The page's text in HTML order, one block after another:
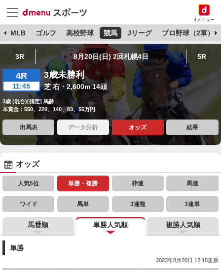
dメニュー
MLB ゴルフ 高校野球 競馬 Jリーグ プロ野球（2軍）
3R 8月20日(日) 2回札幌4日 5R
4R
11:45
3歳未勝利
芝 右・2,600m 14頭
3歳 (混合)[指定] 馬齢
本賞金：550、220、140、83、55万円
出馬表 データ分析 オッズ 結果
オッズ
人気5位 単勝・複勝 枠連 馬連
ワイド 馬単 3連複 3連単
馬番順 単勝人気順 複勝人気順
単勝
2023年8月20日 12:10更新